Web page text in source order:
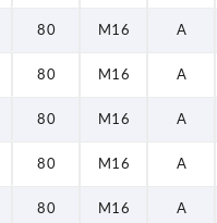
80 M16 A
80 M16 A
80 M16 A
80 M16 A
80 M16 A